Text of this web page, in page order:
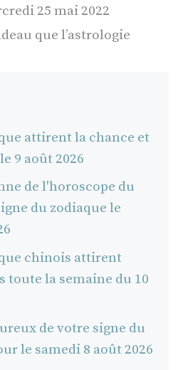
25 mai 2022
que l’astrologie
attirent la chance et
9 août 2026
de l'horoscope du
du zodiaque le
chinois attirent
toute la semaine du 10
de votre signe du
le samedi 8 août 2026